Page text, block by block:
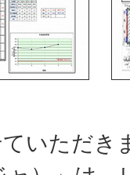
いただき